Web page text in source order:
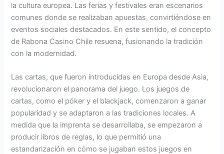
la cultura europea. Las ferias y festivales eran escenarios
comunes donde se realizaban apuestas, convirtiéndose en
eventos sociales destacados. En este sentido, el concepto
de Rabona Casino Chile resuena, fusionando la tradición
con la modernidad.
Las cartas, que fueron introducidas en Europa desde Asia,
revolucionaron el panorama del juego. Los juegos de
cartas, como el póker y el blackjack, comenzaron a ganar
popularidad y se adaptaron a las tradiciones locales. A
medida que la imprenta se desarrollaba, se empezaron a
producir libros de reglas, lo que permitió una
estandarización en cómo se jugaban estos juegos en